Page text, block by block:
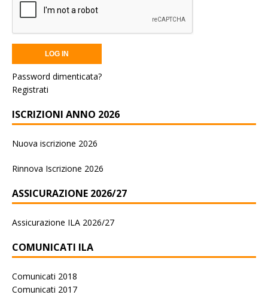
Password dimenticata?
Registrati
ISCRIZIONI ANNO 2026
Nuova iscrizione 2026
Rinnova Iscrizione 2026
ASSICURAZIONE 2026/27
Assicurazione ILA 2026/27
COMUNICATI ILA
Comunicati 2018
Comunicati 2017